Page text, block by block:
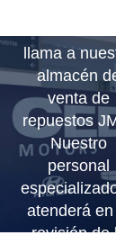
llama a
almacén
venta de
repuestos
Nuestro
personal
atenderá
revisión de